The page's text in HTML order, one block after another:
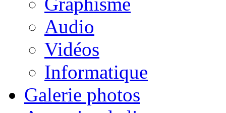
Audio
Vidéos
Informatique
Galerie photos